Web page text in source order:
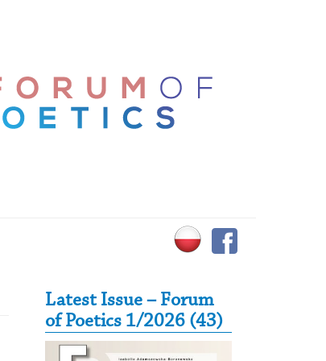
Secondary Sidebar
Latest Issue – Forum
of Poetics 1/2026 (43)